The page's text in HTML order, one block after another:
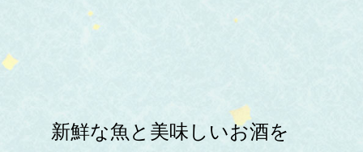
新鮮な魚と美味しいお酒を